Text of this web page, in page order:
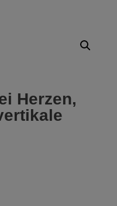
Herzen,